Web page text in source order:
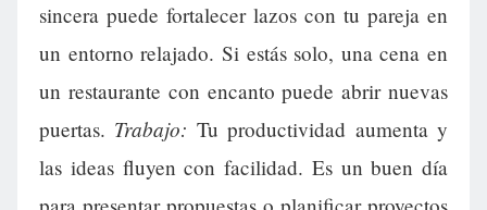
sincera puede fortalecer lazos con tu pareja en
un entorno relajado. Si estás solo, una cena en
un restaurante con encanto puede abrir nuevas
puertas. Trabajo: Tu productividad aumenta y
las ideas fluyen con facilidad. Es un buen día